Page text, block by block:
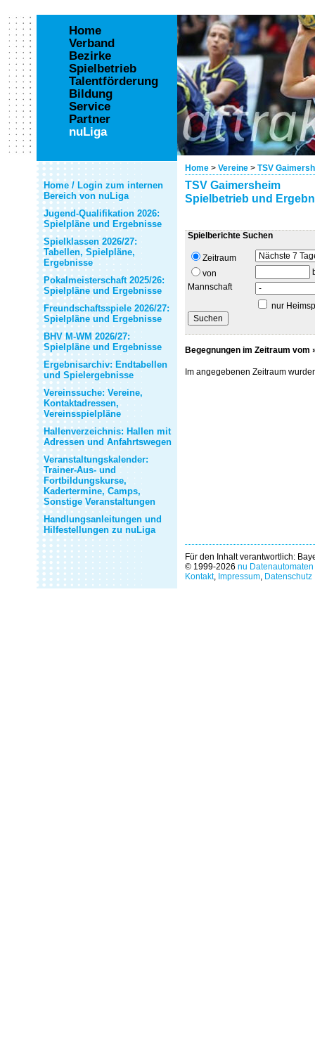
Home > Vereine > TSV
Home
Verband
Bezirke
Spielbetrieb
Talentförderung
Bildung
Service
Partner
nuLiga
Home / Login zum internen
Bereich von nuLiga
Jugend-Qualifikation 2026:
Spielpläne und Ergebnisse
Spielklassen 2026/27:
Tabellen, Spielpläne,
Ergebnisse
Pokalmeisterschaft 2025/26:
Spielpläne und Ergebnisse
Freundschaftsspiele 2026/27:
Spielpläne und Ergebnisse
BHV M-WM 2026/27:
Spielpläne und Ergebnisse
Ergebnisarchiv: Endtabellen
und Spielergebnisse
Vereinssuche: Vereine,
Kontaktadressen,
Vereinsspielpläne
Hallenverzeichnis: Hallen mit
Adressen und Anfahrtswegen
Veranstaltungskalender:
Trainer-Aus- und
Fortbildungskurse,
Kadertermine, Camps,
Sonstige Veranstaltungen
Handlungsanleitungen und
Hilfestellungen zu nuLiga
TSV Gaimersheim
Spielbetrieb und
Spielberichte Suchen
Zeitraum
von
Mannschaft
nur
Begegnungen im Zeitraum vom
Im angegebenen Zeitraum
Für den Inhalt verantwortlich:
© 1999-2026 nu
Kontakt, Impressum, Datenschutz